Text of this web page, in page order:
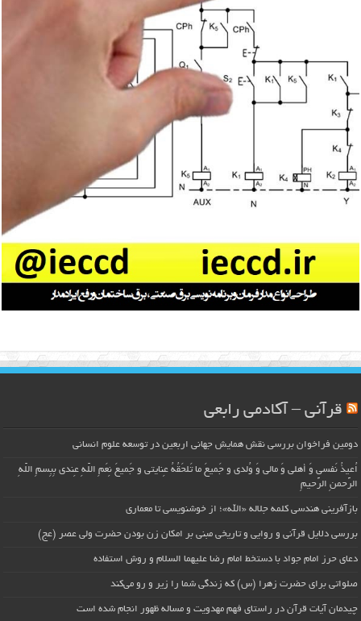
قرآنی – آکادمی رابعی
دومین فراخوان بررسی نقش همایش جهانی اربعین در توسعه علوم انسانی
اُعیذُ نَفسی وَ أهلی وَ مالی وَ وُلدی و جَمیعَ ما تَلحَقُهُ عِنایتی و جَمیعَ نِعَمِ اللّهِ عِندی بِبِسمِ اللّهِ
الرَّحمنِ الرَّحیمِ
بازآفرینی هندسی کلمه جلاله «الله»؛ از خوشنویسی تا معماری
بررسی دلایل قرآنی و روایی و تاریخی مبنی بر امکان زن بودن حضرت ولی عصر (عج)
دعای حرز امام جواد با دستخط امام رضا علیهما السلام و روش استفاده
صلواتی برای حضرت زهرا (س) که زندگی شما را زیر و رو می‌کند
چیدمان آیات قرآن در راستای فهم مهدویت و مساله ظهور انجام شده است